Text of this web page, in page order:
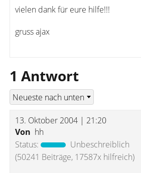
vielen dank für eure hilfe!!!
gruss ajax
1 Antwort
13. Oktober 2004 | 21:20
Von hh
Status:
Unbeschreiblich
(50241 Beiträge, 17587x hilfreich)